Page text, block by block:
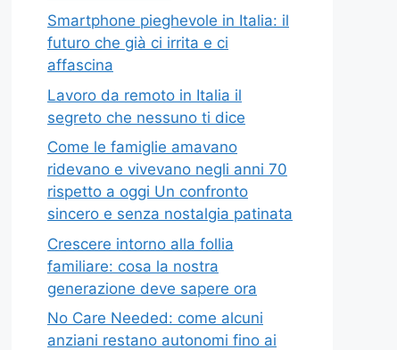
Smartphone pieghevole in Italia: il
futuro che già ci irrita e ci
affascina
Lavoro da remoto in Italia il
segreto che nessuno ti dice
Come le famiglie amavano
ridevano e vivevano negli anni 70
rispetto a oggi Un confronto
sincero e senza nostalgia patinata
Crescere intorno alla follia
familiare: cosa la nostra
generazione deve sapere ora
No Care Needed: come alcuni
anziani restano autonomi fino ai